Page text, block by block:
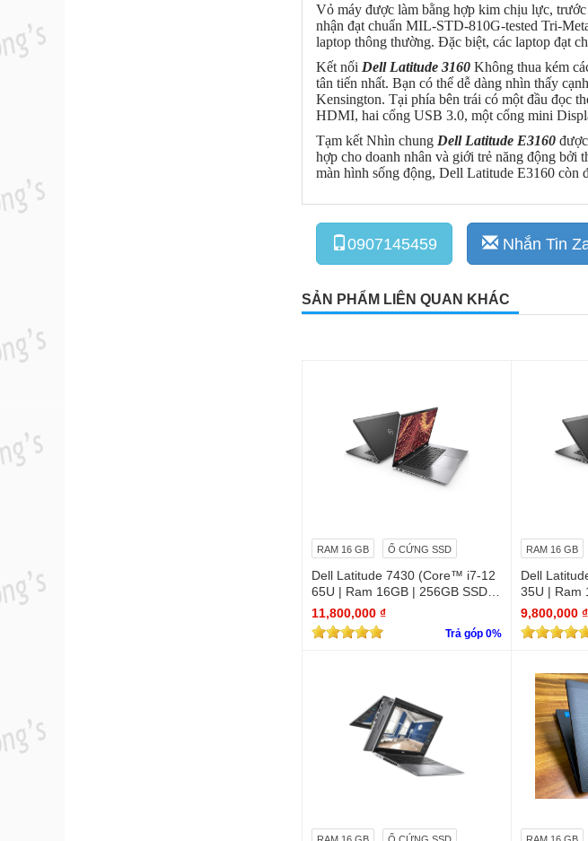
Vỏ máy được làm bằng hợp kim chịu lực,
nhận đạt chuẩn MIL-STD-810G-tested Tri-
laptop thông thường. Đặc biệt, các laptop đạt
Kết nối Dell Latitude 3160 Không thua kém
tân tiến nhất. Bạn có thể dễ dàng nhìn thấy
Kensington. Tại phía bên trái có một đầu đọc
HDMI, hai cổng USB 3.0, một cổng mini
Tạm kết Nhìn chung Dell Latitude E3160
hợp cho doanh nhân và giới trẻ năng động bởi
màn hình sống động, Dell Latitude E3160 còn
0907145459 Nhắn Tin
SẢN PHẨM LIÊN QUAN KHÁC
RAM 16 GB Ổ CỨNG SSD
Dell Latitude 7430 (Core™ i7-12
65U | Ram 16GB | 256GB SSD |
14.0inch FHD)
11,800,000 ₫
Trả góp 0%
RAM 16 GB
Dell
35U | Ram
14.0inch
9,800,000 ₫